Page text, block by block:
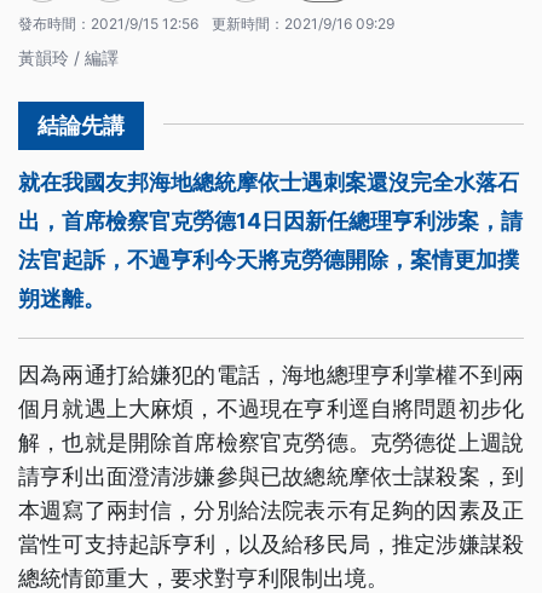
發布時間： 2021/9/15 12:56 更新時間： 2021/9/16 09:29
黃韻玲 / 編譯
就在我國友邦海地總統摩依士遇刺案還沒完全水落石
出，首席檢察官克勞德14日因新任總理亨利涉案，請
法官起訴，不過亨利今天將克勞德開除，案情更加撲
朔迷離。
因為兩通打給嫌犯的電話，海地總理亨利掌權不到兩
個月就遇上大麻煩，不過現在亨利逕自將問題初步化
解，也就是開除首席檢察官克勞德。克勞德從上週說
請亨利出面澄清涉嫌參與已故總統摩依士謀殺案，到
本週寫了兩封信，分別給法院表示有足夠的因素及正
當性可支持起訴亨利，以及給移民局，推定涉嫌謀殺
總統情節重大，要求對亨利限制出境。